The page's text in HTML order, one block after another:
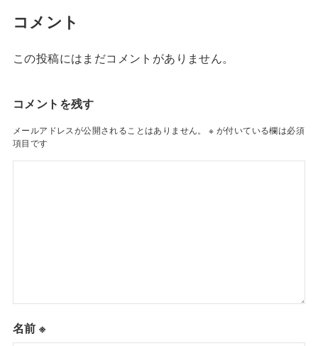
コメント
この投稿にはまだコメントがありません。
コメントを残す
メールアドレスが公開されることはありません。 ※ が付いている欄は必須
項目です
名前※